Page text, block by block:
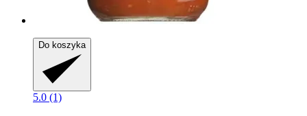
Do koszyka
5.0 (1)